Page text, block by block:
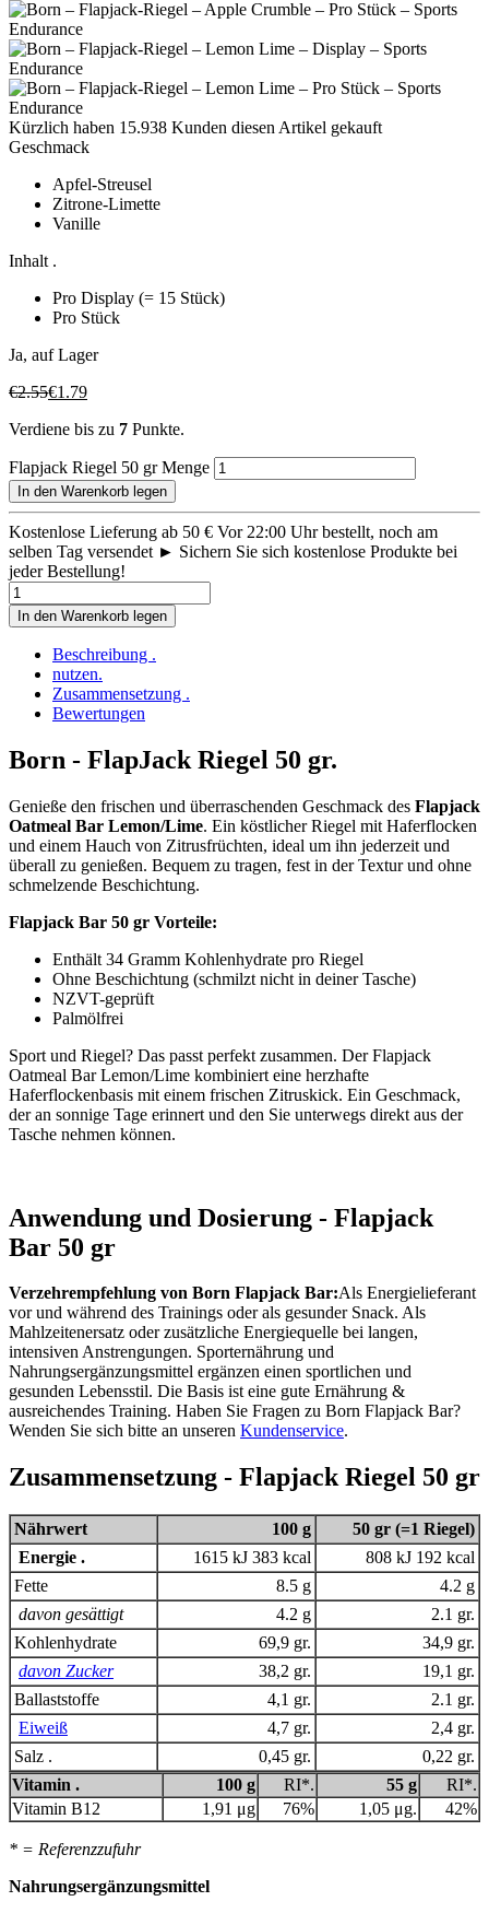
Kürzlich haben 15.938 Kunden diesen Artikel gekauft
Geschmack
Apfel-Streusel
Zitrone-Limette
Vanille
Inhalt .
Pro Display (= 15 Stück)
Pro Stück
Ja, auf Lager
€2.55€1.79
Verdiene bis zu 7 Punkte.
Flapjack Riegel 50 gr Menge
In den Warenkorb legen
Kostenlose Lieferung ab 50 € Vor 22:00 Uhr bestellt, noch am
selben Tag versendet ► Sichern Sie sich kostenlose Produkte bei
jeder Bestellung!
In den Warenkorb legen
Beschreibung .
nutzen.
Zusammensetzung .
Bewertungen
Born - FlapJack Riegel 50 gr.
Genieße den frischen und überraschenden Geschmack des Flapjack
Oatmeal Bar Lemon/Lime. Ein köstlicher Riegel mit Haferflocken
und einem Hauch von Zitrusfrüchten, ideal um ihn jederzeit und
überall zu genießen. Bequem zu tragen, fest in der Textur und ohne
schmelzende Beschichtung.
Flapjack Bar 50 gr Vorteile:
Enthält 34 Gramm Kohlenhydrate pro Riegel
Ohne Beschichtung (schmilzt nicht in deiner Tasche)
NZVT-geprüft
Palmölfrei
Sport und Riegel? Das passt perfekt zusammen. Der Flapjack
Oatmeal Bar Lemon/Lime kombiniert eine herzhafte
Haferflockenbasis mit einem frischen Zitruskick. Ein Geschmack,
der an sonnige Tage erinnert und den Sie unterwegs direkt aus der
Tasche nehmen können.
Anwendung und Dosierung - Flapjack
Bar 50 gr
Verzehrempfehlung von Born Flapjack Bar:Als Energielieferant
vor und während des Trainings oder als gesunder Snack. Als
Mahlzeitenersatz oder zusätzliche Energiequelle bei langen,
intensiven Anstrengungen. Sporternährung und
Nahrungsergänzungsmittel ergänzen einen sportlichen und
gesunden Lebensstil. Die Basis ist eine gute Ernährung &
ausreichendes Training. Haben Sie Fragen zu Born Flapjack Bar?
Wenden Sie sich bitte an unseren Kundenservice.
Zusammensetzung - Flapjack Riegel 50 gr
Nährwert 100 g
50 gr (=1 Riegel)
Energie .
1615 kJ 383 kcal
808 kJ 192 kcal
Fette
8.5 g
4.2 g
davon gesättigt
4.2 g
2.1 gr.
Kohlenhydrate
69,9 gr.
34,9 gr.
davon Zucker
38,2 gr.
19,1 gr.
Ballaststoffe
4,1 gr.
2.1 gr.
Eiweiß
4,7 gr.
2,4 gr.
Salz .
0,45 gr.
0,22 gr.
Vitamin .
100 g RI*. 55 g
RI*.
Vitamin B12
1,91 μg 76% 1,05 μg. 42%
* = Referenzzufuhr
Nahrungsergänzungsmittel